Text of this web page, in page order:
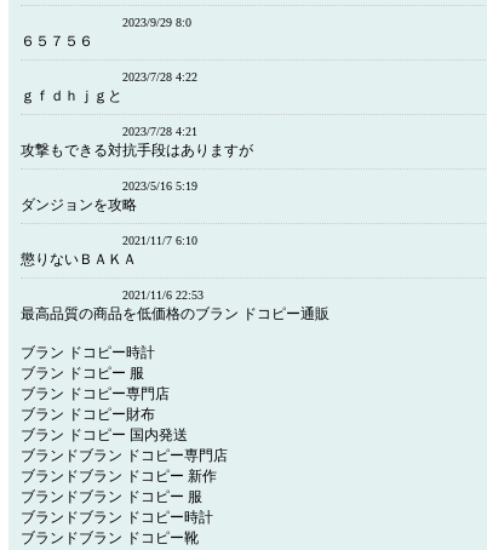
2023/9/29 8:0
６５７５６
2023/7/28 4:22
ｇｆｄｈｊｇと
2023/7/28 4:21
攻撃もできる対抗手段はありますが
2023/5/16 5:19
ダンジョンを攻略
2021/11/7 6:10
懲りないＢＡＫＡ
2021/11/6 22:53
最高品質の商品を低価格のブラン ドコピー通販
ブラン ドコピー時計
ブラン ドコピー 服
ブラン ドコピー専門店
ブラン ドコピー財布
ブラン ドコピー 国内発送
ブランドブラン ドコピー専門店
ブランドブラン ドコピー 新作
ブランドブラン ドコピー 服
ブランドブラン ドコピー時計
ブランドブラン ドコピー靴